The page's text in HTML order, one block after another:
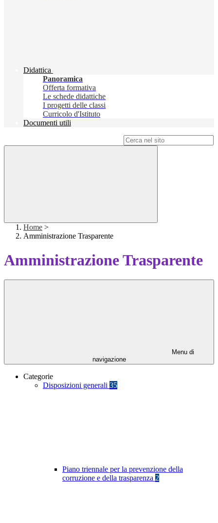
Didattica
Panoramica
Offerta formativa
Le schede didattiche
I progetti delle classi
Curricolo d'Istituto
Documenti utili
Home >
Amministrazione Trasparente
Amministrazione Trasparente
Menu di
navigazione
Categorie
Disposizioni generali 35
Piano triennale per la prevenzione della
corruzione e della trasparenza 2